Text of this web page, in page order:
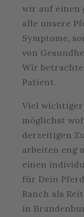
wir auf einen
alle unsere
Symptome,
von
Wir
Patient.
Viel wichtiger
möglichst
derzeitigen
arbeiten eng
einen
für Dein
Ranch als
in